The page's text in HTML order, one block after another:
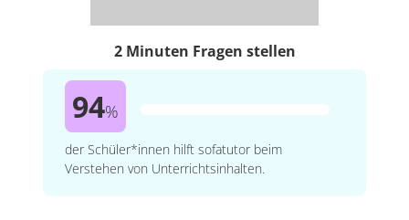
2 Minuten Fragen stellen
94%
der Schüler*innen hilft sofatutor beim
Verstehen von Unterrichtsinhalten.